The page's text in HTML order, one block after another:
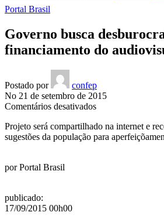
Portal Brasil
Governo busca
financiamento do
Postado por
confep
No 21 de setembro de 2015
Comentários desativadosem
busca
desburocratizar
Projeto será compartilhado na internet e
sugestões da população para
porPortal Brasil
publicado:
17/09/2015 00h00